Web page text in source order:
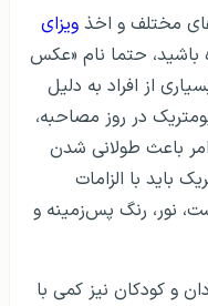
مختلف و اخذ ویزای
باشید، حتما نام «عکس
از افراد به‌ دلیل
در روز مصاحبه،
باعث طولانی شدن
باید با الزامات
نور، رنگ پس‌زمینه و
و کودکان نیز کمی با